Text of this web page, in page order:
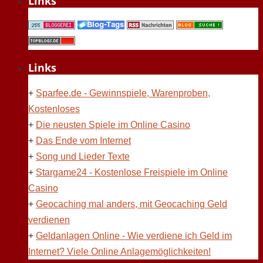
Links
+ Sparfee.de - Gewinnspiele, Warenproben,
Kostenloses
+ Die neusten Spiele im Online Casino
+ Das Ende vom Internet
+ Song und Lieder Texte
+ Stargame24 - Kostenlose Freispiele im Online
Casino
+ Geocaching mal anders, mit Geocaching Geld
verdienen
+ Geldanlagen Online - Wie verdiene ich Geld im
Internet? Viele Online Anlagemöglichkeiten!